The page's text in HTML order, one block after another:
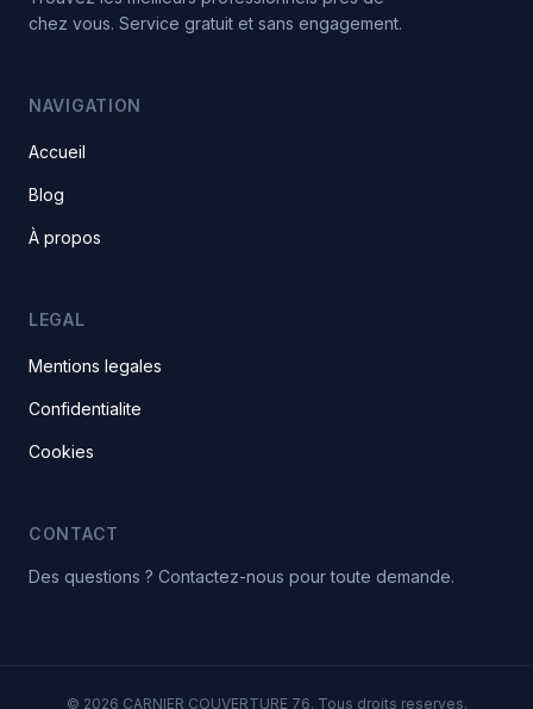
chez vous. Service gratuit et sans engagement.
NAVIGATION
Accueil
Blog
À propos
LEGAL
Mentions legales
Confidentialite
Cookies
CONTACT
Des questions ? Contactez-nous pour toute demande.
© 2026 CARNIER COUVERTURE 76. Tous droits reserves.